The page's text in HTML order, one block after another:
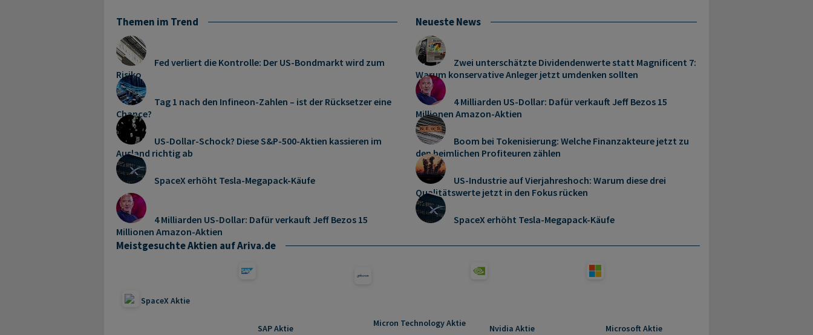
Themen im Trend
Fed verliert die Kontrolle: Der US-Bondmarkt wird zum
Risiko
Tag 1 nach den Infineon-Zahlen – ist der Rücksetzer eine
Chance?
US-Dollar-Schock? Diese S&P-500-Aktien kassieren im
Ausland richtig ab
SpaceX erhöht Tesla-Megapack-Käufe
4 Milliarden US-Dollar: Dafür verkauft Jeff Bezos 15
Millionen Amazon-Aktien
Neueste News
Zwei unterschätzte Dividendenwerte statt Magnificent 7:
Warum konservative Anleger jetzt umdenken sollten
4 Milliarden US-Dollar: Dafür verkauft Jeff Bezos 15
Millionen Amazon-Aktien
Boom bei Tokenisierung: Welche Finanzakteure jetzt zu
den heimlichen Profiteuren zählen
US-Industrie auf Vierjahreshoch: Warum diese drei
Qualitätswerte jetzt in den Fokus rücken
SpaceX erhöht Tesla-Megapack-Käufe
Meistgesuchte Aktien auf Ariva.de
SpaceX Aktie
SAP Aktie Micron Technology Aktie Nvidia Aktie Microsoft Aktie